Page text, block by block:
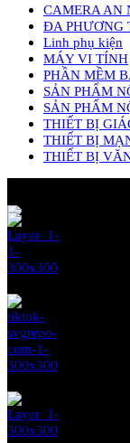
CAMERA AN
ĐA PHƯƠNG
Linh phụ kiện
MÁY VI TÍNH
PHẦN MỀM
SẢN PHẨM
SẢN PHẨM
THIẾT BỊ
THIẾT BỊ
THIẾT BỊ